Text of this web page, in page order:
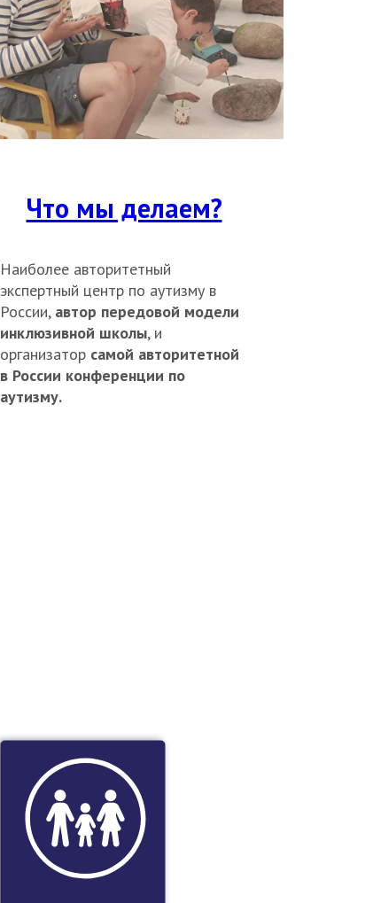
Что мы делаем?
Наиболее авторитетный
экспертный центр по аутизму в
России, автор передовой модели
инклюзивной школы, и
организатор самой авторитетной
в России конференции по
аутизму.